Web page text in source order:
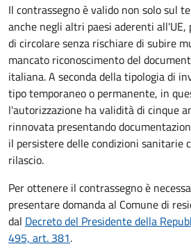
Il contrassegno è valido non solo sul
anche negli altri paesi aderenti
di circolare senza rischiare di subire
mancato riconoscimento del
italiana. A seconda della tipologia di
tipo temporaneo o permanente, in
l'autorizzazione ha validità di cinque
rinnovata presentando
il persistere delle condizioni sanitarie
rilascio.
Per ottenere il contrassegno è
presentare domanda al Comune di
dal Decreto del Presidente della
495, art. 381.